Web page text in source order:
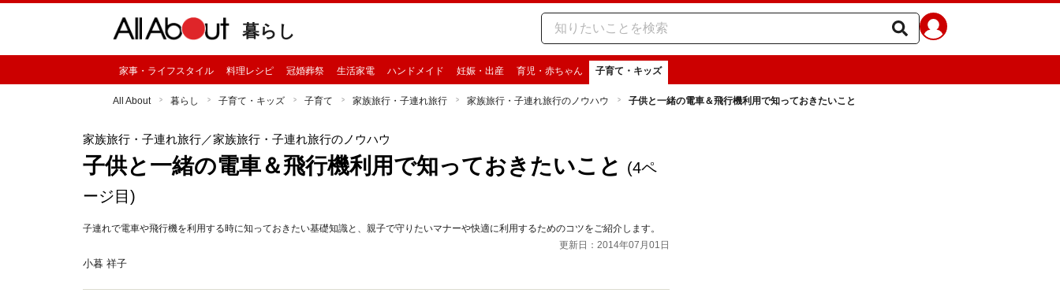
暮らし
家事・ライフスタイル 料理レシピ 冠婚葬祭 生活家電 ハンドメイド 妊娠・出産 育児・赤ちゃん 子育て・キッズ
All About 暮らし 子育て・キッズ 子育て 家族旅行・子連れ旅行 家族旅行・子連れ旅行のノウハウ 子供と一緒の電車＆飛行機利用で知っておきたいこと
家族旅行・子連れ旅行／家族旅行・子連れ旅行のノウハウ
子供と一緒の電車＆飛行機利用で知っておきたいこと (4ペ
ージ目)
子連れで電車や飛行機を利用する時に知っておきたい基礎知識と、親子で守りたいマナーや快適に利用するためのコツをご紹介します。
更新日：2014年07月01日
小暮 祥子